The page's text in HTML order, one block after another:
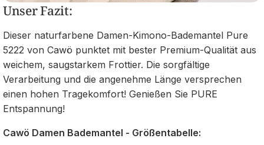
Unser Fazit:
Dieser naturfarbene Damen-Kimono-Bademantel Pure
5222 von Cawö punktet mit bester Premium-Qualität aus
weichem, saugstarkem Frottier. Die sorgfältige
Verarbeitung und die angenehme Länge versprechen
einen hohen Tragekomfort! Genießen Sie PURE
Entspannung!
Cawö Damen Bademantel - Größentabelle: